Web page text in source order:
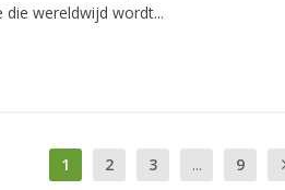
wereldwijd wordt...
1 2 3 ... 9